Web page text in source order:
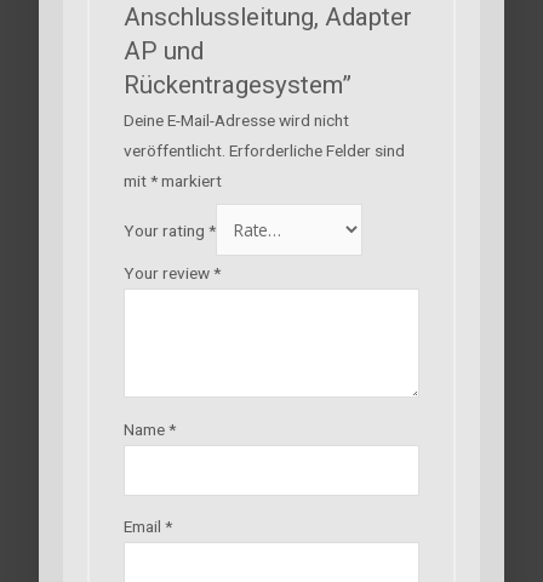
Anschlussleitung, Adapter
AP und
Rückentragesystem”
Deine E-Mail-Adresse wird nicht
veröffentlicht. Erforderliche Felder sind
mit*markiert
Your rating *
Your review*
Name*
Email *